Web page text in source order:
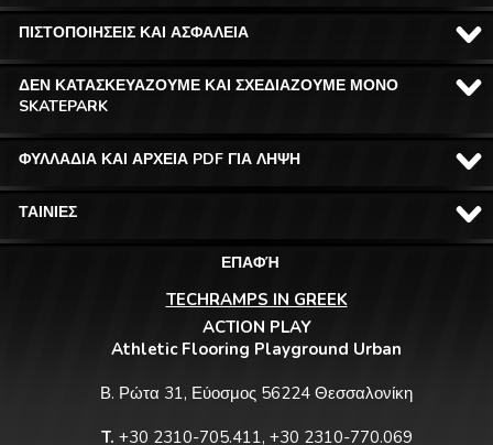
ΠΙΣΤΟΠΟΙΗΣΕΙΣ ΚΑΙ ΑΣΦΑΛΕΙΑ
ΔΕΝ ΚΑΤΑΣΚΕΥΑΖΟΥΜΕ ΚΑΙ ΣΧΕΔΙΑΖΟΥΜΕ ΜΟΝΟ
SKATEPARK
ΦΥΛΛΑΔΙΑ ΚΑΙ ΑΡΧΕΙΑ PDF ΓΙΑ ΛΗΨΗ
ΤΑΙΝΙΕΣ
ΕΠΑΦΉ
TECHRAMPS IN GREEK
ACTION PLAY
Athletic Flooring Playground Urban
Β. Ρώτα 31, Εύοσμος 56224 Θεσσαλονίκη
T. +30 2310-705.411, +30 2310-770.069